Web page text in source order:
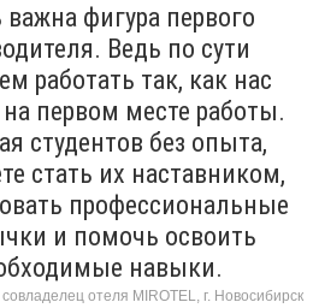
важна фигура первого
Ведь по сути
работать так, как нас
первом месте работы.
студентов без опыта,
стать их наставником,
профессиональные
и помочь освоить
навыки.
отеля MIROTEL, г. Новосибирск